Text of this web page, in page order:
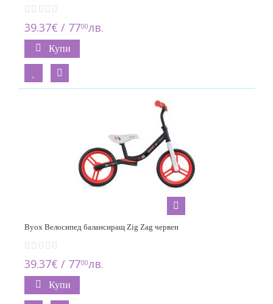
39.37€ / 7700лв.
Купи
Byox Велосипед балансиращ Zig Zag червен
39.37€ / 7700лв.
Купи